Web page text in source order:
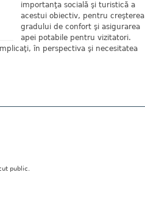
importanţa socială şi turistică a
acestui obiectiv, pentru creşterea
gradului de confort şi asigurarea
apei potabile pentru vizitatori.
în perspectiva şi necesitatea
public.